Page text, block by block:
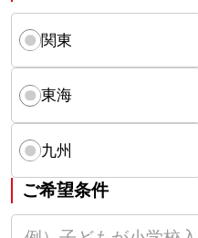
関東
東海
九州
ご希望条件